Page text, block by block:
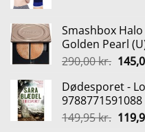
var:
99,00
Smashbox
Golden Pearl
290,00kr. Den
pris
var:
Dødesporet -
9788771591088
149,95kr. Den